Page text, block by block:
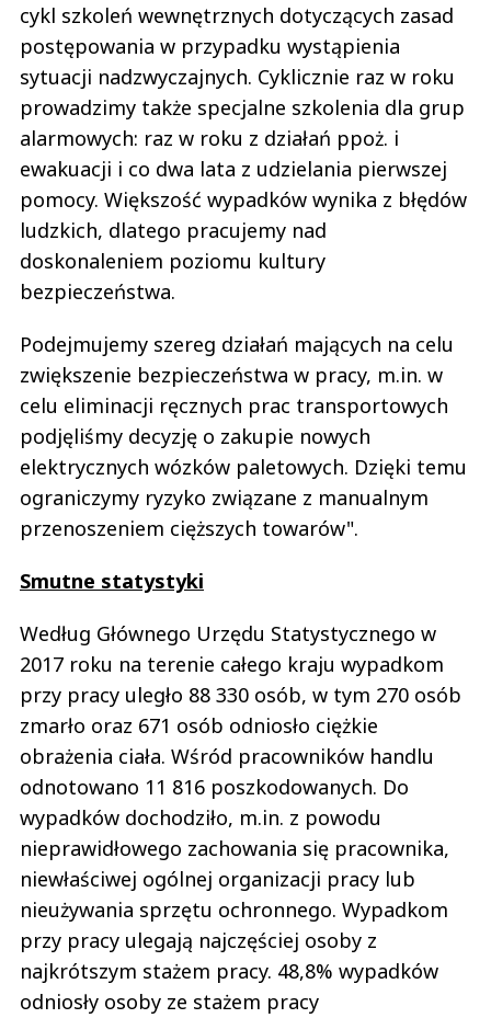
cykl szkoleń wewnętrznych dotyczących zasad
postępowania w przypadku wystąpienia
sytuacji nadzwyczajnych. Cyklicznie raz w roku
prowadzimy także specjalne szkolenia dla grup
alarmowych: raz w roku z działań ppoż. i
ewakuacji i co dwa lata z udzielania pierwszej
pomocy. Większość wypadków wynika z błędów
ludzkich, dlatego pracujemy nad
doskonaleniem poziomu kultury
bezpieczeństwa.
Podejmujemy szereg działań mających na celu
zwiększenie bezpieczeństwa w pracy, m.in. w
celu eliminacji ręcznych prac transportowych
podjęliśmy decyzję o zakupie nowych
elektrycznych wózków paletowych. Dzięki temu
ograniczymy ryzyko związane z manualnym
przenoszeniem cięższych towarów".
Smutne statystyki
Według Głównego Urzędu Statystycznego w
2017 roku na terenie całego kraju wypadkom
przy pracy uległo 88 330 osób, w tym 270 osób
zmarło oraz 671 osób odniosło ciężkie
obrażenia ciała. Wśród pracowników handlu
odnotowano 11 816 poszkodowanych. Do
wypadków dochodziło, m.in. z powodu
nieprawidłowego zachowania się pracownika,
niewłaściwej ogólnej organizacji pracy lub
nieużywania sprzętu ochronnego. Wypadkom
przy pracy ulegają najczęściej osoby z
najkrótszym stażem pracy. 48,8% wypadków
odniosły osoby ze stażem pracy